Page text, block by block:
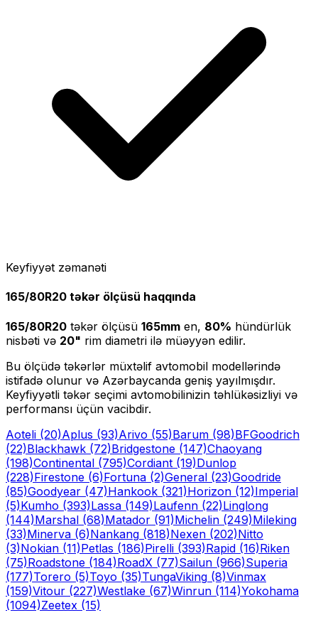
Keyfiyyət zəmanəti
165/80R20 təkər ölçüsü haqqında
165/80R20 təkər ölçüsü 165mm en, 80% hündürlük
nisbəti və 20" rim diametri ilə müəyyən edilir.
Bu ölçüdə təkərlər müxtəlif avtomobil modellərində
istifadə olunur və Azərbaycanda geniş yayılmışdır.
Keyfiyyətli təkər seçimi avtomobilinizin təhlükəsizliyi və
performansı üçün vacibdir.
Aoteli (20)Aplus (93)Arivo (55)Barum (98)BFGoodrich
(22)Blackhawk (72)Bridgestone (147)Chaoyang
(198)Continental (795)Cordiant (19)Dunlop
(228)Firestone (6)Fortuna (2)General (23)Goodride
(85)Goodyear (47)Hankook (321)Horizon (12)Imperial
(5)Kumho (393)Lassa (149)Laufenn (22)Linglong
(144)Marshal (68)Matador (91)Michelin (249)Mileking
(33)Minerva (6)Nankang (818)Nexen (202)Nitto
(3)Nokian (11)Petlas (186)Pirelli (393)Rapid (16)Riken
(75)Roadstone (184)RoadX (77)Sailun (966)Superia
(177)Torero (5)Toyo (35)TungaViking (8)Vinmax
(159)Vitour (227)Westlake (67)Winrun (114)Yokohama
(1094)Zeetex (15)